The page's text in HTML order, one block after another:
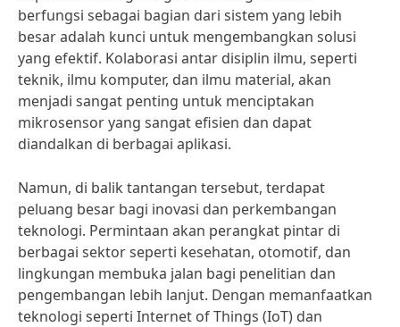
berfungsi sebagai bagian dari sistem yang lebih
besar adalah kunci untuk mengembangkan solusi
yang efektif. Kolaborasi antar disiplin ilmu, seperti
teknik, ilmu komputer, dan ilmu material, akan
menjadi sangat penting untuk menciptakan
mikrosensor yang sangat efisien dan dapat
diandalkan di berbagai aplikasi.
Namun, di balik tantangan tersebut, terdapat
peluang besar bagi inovasi dan perkembangan
teknologi. Permintaan akan perangkat pintar di
berbagai sektor seperti kesehatan, otomotif, dan
lingkungan membuka jalan bagi penelitian dan
pengembangan lebih lanjut. Dengan memanfaatkan
teknologi seperti Internet of Things (IoT) dan